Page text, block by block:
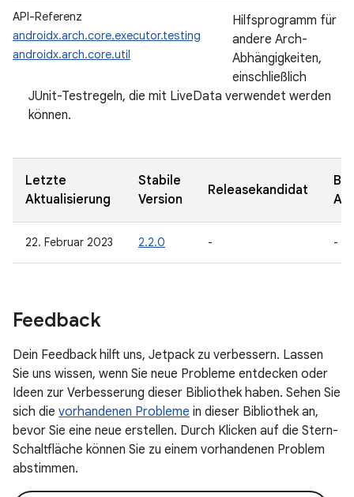
API-Referenz
androidx.arch.core.executor.testing
androidx.arch.core.util
Hilfsprogramm für
andere Arch-
Abhängigkeiten,
einschließlich
JUnit-Testregeln, die mit LiveData verwendet werden
können.
Letzte
Aktualisierung
Stabile
Version
Releasekandidat
22. Februar 2023 2.2.0 - -
Feedback
Dein Feedback hilft uns, Jetpack zu verbessern. Lassen
Sie uns wissen, wenn Sie neue Probleme entdecken oder
Ideen zur Verbesserung dieser Bibliothek haben. Sehen Sie
sich die vorhandenen Probleme in dieser Bibliothek an,
bevor Sie eine neue erstellen. Durch Klicken auf die Stern-
Schaltfläche können Sie zu einem vorhandenen Problem
abstimmen.